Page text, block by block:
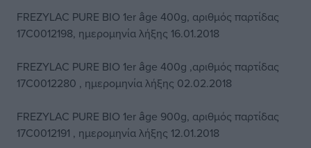
FREZYLAC PURE BIO 1er âge 400g, αριθμός παρτίδας
17C0012198, ημερομηνία λήξης 16.01.2018
FREZYLAC PURE BIO 1er âge 400g ,αριθμός παρτίδας
17C0012280 , ημερομηνία λήξης 02.02.2018
FREZYLAC PURE BIO 1er âge 900g, αριθμός παρτίδας
17C0012191 , ημερομηνία λήξης 12.01.2018